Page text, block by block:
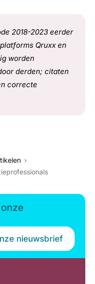
2018-2023 eerder
Qruxx en
worden
derden; citaten
correcte
nieuwsbrief